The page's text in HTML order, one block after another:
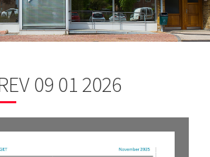
09 01 2026